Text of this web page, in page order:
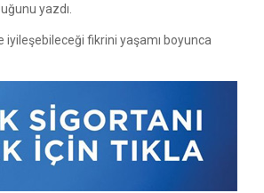
yazdı.
iyileşebileceği fikrini yaşamı boyunca